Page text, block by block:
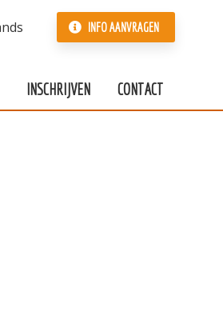
INFO AANVRAGEN
INSCHRIJVEN CONTACT